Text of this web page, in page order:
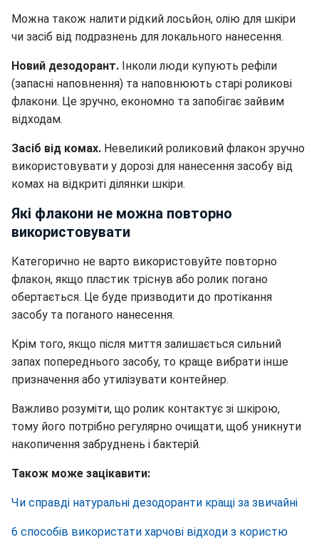
Можна також налити рідкий лосьйон, олію для шкіри
чи засіб від подразнень для локального нанесення.
Новий дезодорант. Інколи люди купують рефіли
(запасні наповнення) та наповнюють старі роликові
флакони. Це зручно, економно та запобігає зайвим
відходам.
Засіб від комах. Невеликий роликовий флакон зручно
використовувати у дорозі для нанесення засобу від
комах на відкриті ділянки шкіри.
Які флакони не можна повторно
використовувати
Категорично не варто використовуйте повторно
флакон, якщо пластик тріснув або ролик погано
обертається. Це буде призводити до протікання
засобу та поганого нанесення.
Крім того, якщо після миття залишається сильний
запах попереднього засобу, то краще вибрати інше
призначення або утилізувати контейнер.
Важливо розуміти, що ролик контактує зі шкірою,
тому його потрібно регулярно очищати, щоб уникнути
накопичення забруднень і бактерій.
Також може зацікавити:
Чи справді натуральні дезодоранти кращі за звичайні
6 способів використати харчові відходи з користю